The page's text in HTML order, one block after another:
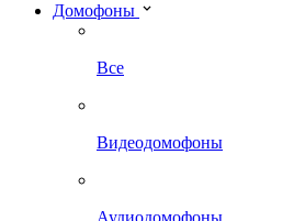
Домофоны
Все
Видеодомофоны
Аудиодомофоны